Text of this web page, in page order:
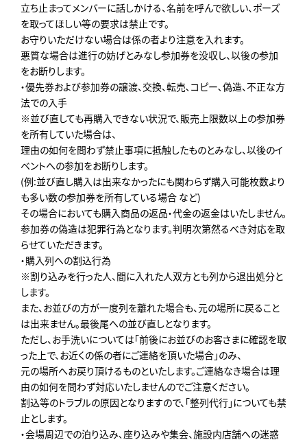
立ち止まってメンバーに話しかける、名前を呼んで欲しい、ポーズ
を取ってほしい等の要求は禁止です。
お守りいただけない場合は係の者より注意を入れます。
悪質な場合は進行の妨げとみなし参加券を没収し、以後の参加
をお断りします。
・優先券および参加券の譲渡、交換、転売､コピー､偽造、不正な方
法での入手
※並び直しても再購入できない状況で、販売上限数以上の参加券
を所有していた場合は、
理由の如何を問わず禁止事項に抵触したものとみなし、以後のイ
ベントへの参加をお断りします。
(例:並び直し購入は出来なかったにも関わらず購入可能枚数より
も多い数の参加券を所有している場合 など)
その場合においても購入商品の返品・代金の返金はいたしません。
参加券の偽造は犯罪行為となります。判明次第然るべき対応を取
らせていただきます。
・購入列への割込行為
※割り込みを行った人、間に入れた人双方とも列から退出処分と
します。
また、お並びの方が一度列を離れた場合も、元の場所に戻ること
は出来ません。最後尾への並び直しとなります。
ただし、お手洗いについては「前後にお並びのお客さまに確認を取
った上で、お近くの係の者にご連絡を頂いた場合」のみ、
元の場所へお戻り頂けるものといたします。ご連絡なき場合は理
由の如何を問わず対応いたしませんのでご注意ください。
割込等のトラブルの原因となりますので、「整列代行」についても禁
止とします。
・会場周辺での泊り込み､座り込みや集会、施設内店舗への迷惑